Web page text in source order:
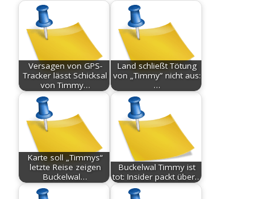
Versagen von GPS-
Tracker lässt Schicksal
von Timmy…
Land schließt Tötung
von „Timmy” nicht aus:
…
Karte soll „Timmys“
letzte Reise zeigen
Buckelwal…
Buckelwal Timmy ist
tot: Insider packt über…